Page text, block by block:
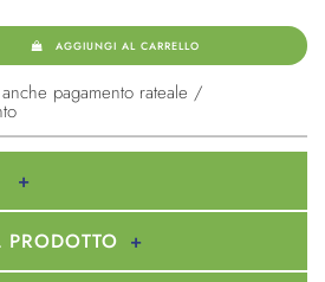
AGGIUNGI AL CARRELLO
pagamento rateale /
PRODOTTO